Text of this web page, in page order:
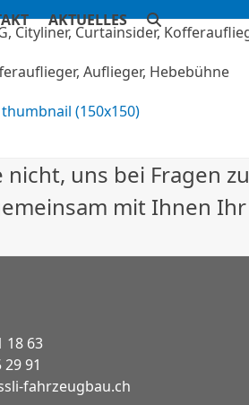
AKTUELLES
Auflieger, Hebebühne
thumbnail (150x150)
uns bei Fragen zu
mit Ihnen Ihr
18 63
91
fahrzeugbau.ch